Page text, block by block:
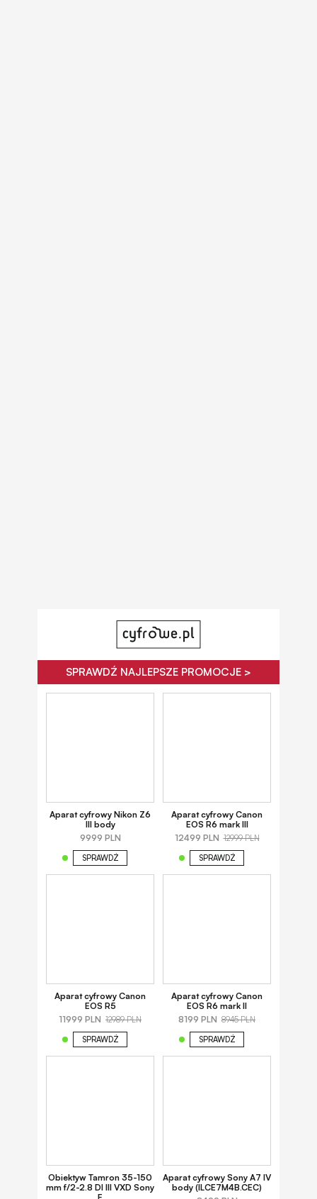
SPRAWDŹ NAJLEPSZE PROMOCJE >
Aparat cyfrowy Nikon Z6
III body
9999 PLN
SPRAWDŹ
Aparat cyfrowy Canon
EOS R6 mark III
12499 PLN 12999 PLN
SPRAWDŹ
Aparat cyfrowy Canon
EOS R5
11999 PLN 12989 PLN
SPRAWDŹ
Aparat cyfrowy Canon
EOS R6 mark II
8199 PLN 8945 PLN
SPRAWDŹ
Obiektyw Tamron 35-150
mm f/2-2.8 DI III VXD Sony
Aparat cyfrowy Sony A7 IV
body (ILCE7M4B.CEC)